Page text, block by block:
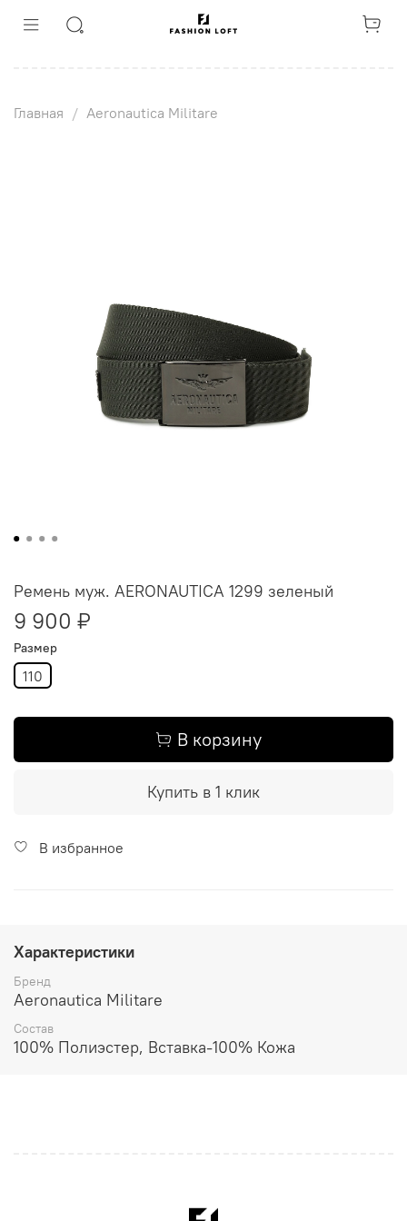
Главная Aeronautica Militare
Ремень муж. AERONAUTICA 1299 зеленый
9 900 ₽
Размер
110
В корзину
Купить в 1 клик
В избранное
Характеристики
Бренд
Aeronautica Militare
Состав
100% Полиэстер, Вставка-100% Кожа